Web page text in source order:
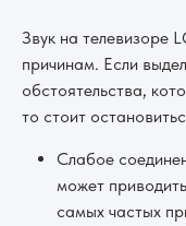
Звук на телевизоре
причинам. Если
обстоятельства,
то стоит
Слабое
может
самых частых